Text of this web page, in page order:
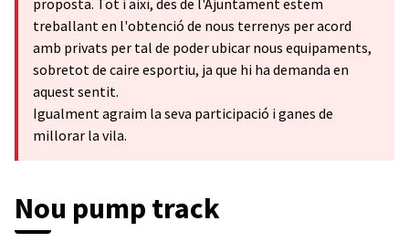
proposta. Tot i així, des de l'Ajuntament estem
treballant en l'obtenció de nous terrenys per acord
amb privats per tal de poder ubicar nous equipaments,
sobretot de caire esportiu, ja que hi ha demanda en
aquest sentit.
Igualment agraim la seva participació i ganes de
millorar la vila.
Nou pump track